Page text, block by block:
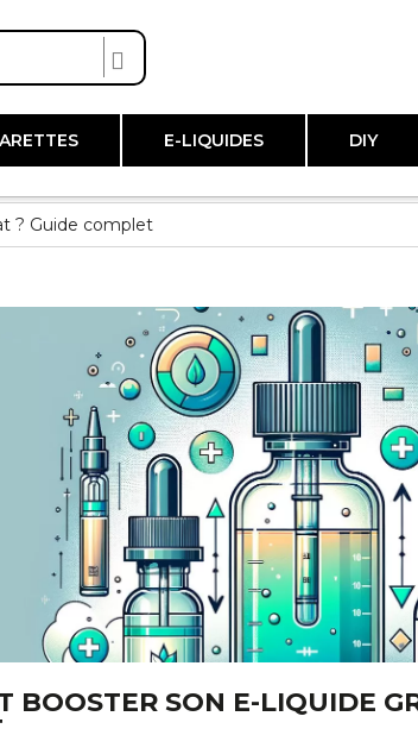
E-LIQUIDES DIY
? Guide complet
BOOSTER SON E-LIQUIDE